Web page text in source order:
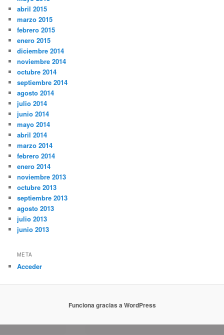
abril 2015
marzo 2015
febrero 2015
enero 2015
diciembre 2014
noviembre 2014
octubre 2014
septiembre 2014
agosto 2014
julio 2014
junio 2014
mayo 2014
abril 2014
marzo 2014
febrero 2014
enero 2014
noviembre 2013
octubre 2013
septiembre 2013
agosto 2013
julio 2013
junio 2013
META
Acceder
Funciona gracias a WordPress